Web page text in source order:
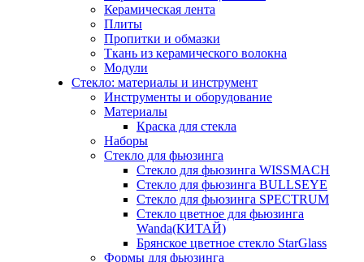
Керамическая лента
Плиты
Пропитки и обмазки
Ткань из керамического волокна
Модули
Стекло: материалы и инструмент
Инструменты и оборудование
Материалы
Краска для стекла
Наборы
Стекло для фьюзинга
Стекло для фьюзинга WISSMACH
Стекло для фьюзинга BULLSEYE
Стекло для фьюзинга SPECTRUM
Стекло цветное для фьюзинга
Wanda(КИТАЙ)
Брянское цветное стекло StarGlass
Формы для фьюзинга